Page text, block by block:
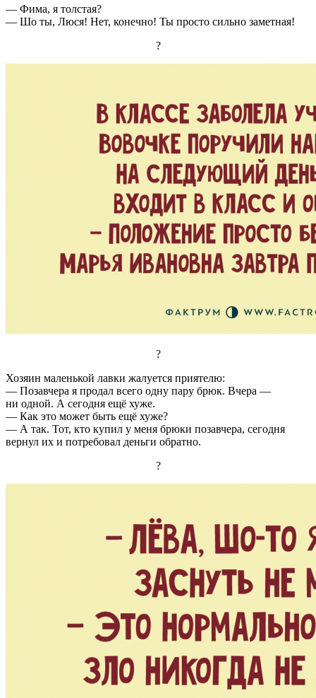
— Фима, я толстая?
— Шо ты, Люся! Нет, конечно! Ты просто сильно заметная!
?
?
Хозяин маленькой лавки жалуется приятелю:
— Позавчера я продал всего одну пару брюк. Вчера —
ни одной. А сегодня ещё хуже.
— Как это может быть ещё хуже?
— А так. Тот, кто купил у меня брюки позавчера, сегодня
вернул их и потребовал деньги обратно.
?